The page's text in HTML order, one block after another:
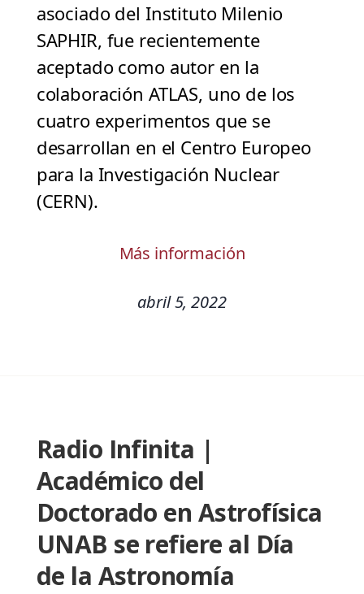
asociado del Instituto Milenio
SAPHIR, fue recientemente
aceptado como autor en la
colaboración ATLAS, uno de los
cuatro experimentos que se
desarrollan en el Centro Europeo
para la Investigación Nuclear
(CERN).
Más información
abril 5, 2022
Radio Infinita |
Académico del
Doctorado en Astrofísica
UNAB se refiere al Día
de la Astronomía